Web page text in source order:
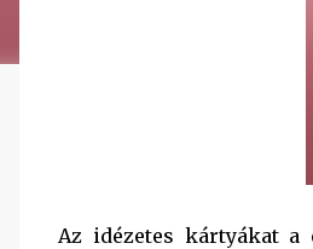
Az idézetes kártyákat a